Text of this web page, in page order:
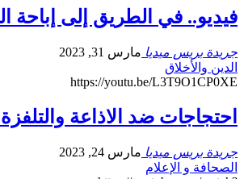
فيديو.. في الطريق إلى إباحة
جريدة بريس ميديا مارس 31, 2023
الدين والأخلاق
https://youtu.be/L3T9O1CP0XE
احتجاجات ضد الاذاعة
جريدة بريس ميديا مارس 24, 2023
الصحافة و الإعلام